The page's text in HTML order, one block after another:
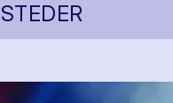
STEDER